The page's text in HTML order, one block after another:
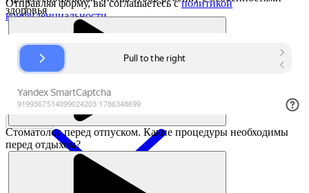
здоровья
Стоматолог перед отпуском. Какие процедуры необходимы
перед отдыхом?
Отправляя форму, вы соглашаетесь сполитикой
конфиденциальности